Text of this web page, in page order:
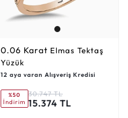
0.06 Karat
Yüzük
12 aya varan Alışveriş Kredisi
%50
İndirim
30.747 TL
15.374 TL